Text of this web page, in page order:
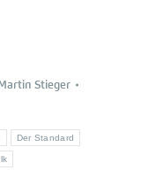
Stieger
Der Standard